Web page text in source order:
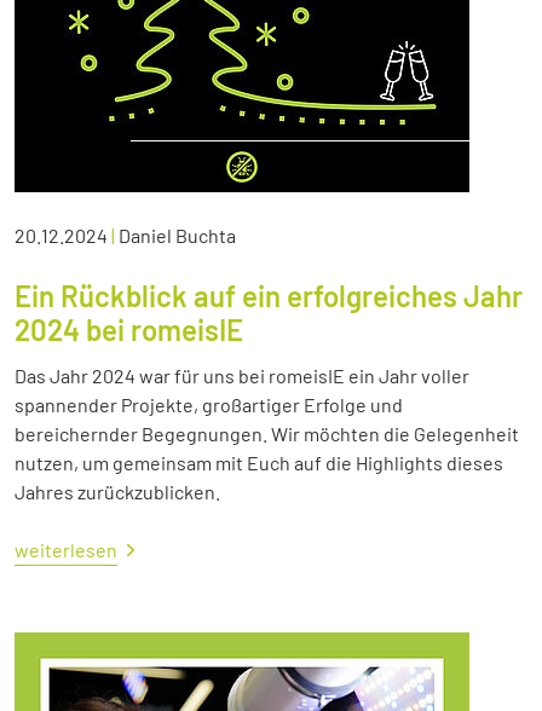
20.12.2024 | Daniel Buchta
Ein Rückblick auf ein erfolgreiches Jahr
2024 bei romeisIE
Das Jahr 2024 war für uns bei romeisIE ein Jahr voller
spannender Projekte, großartiger Erfolge und
bereichernder Begegnungen. Wir möchten die Gelegenheit
nutzen, um gemeinsam mit Euch auf die Highlights dieses
Jahres zurückzublicken.
weiterlesen